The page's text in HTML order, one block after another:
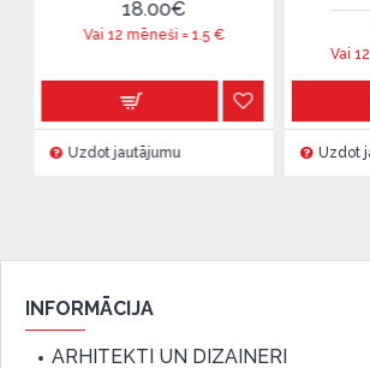
12 mēneši =1.5€
jautājumu
Vai 12 mēneši =1.33
Uzdot jautājumu
INFORMĀCIJA
ARHITEKTI UN DIZAINERI